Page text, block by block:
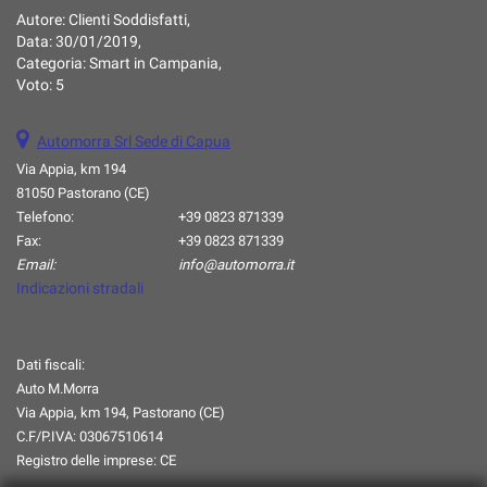
Autore:Clienti Soddisfatti,
Data:30/01/2019,
Categoria:Smart in Campania,
Voto: 5
Automorra Srl Sede di Capua
Via Appia, km 194
81050 Pastorano (CE)
Telefono:
+39 0823 871339
Fax:
+39 0823 871339
Email:
info@automorra.it
Indicazioni stradali
Dati fiscali:
Auto M.Morra
Via Appia, km 194, Pastorano (CE)
C.F/P.IVA: 03067510614
Registro delle imprese: CE
questi
strumenti
di
tracciamento
rimanda
alla
cookie
policy.
Puoi
rivedere
e
modificare
in
qualsiasi
momento.